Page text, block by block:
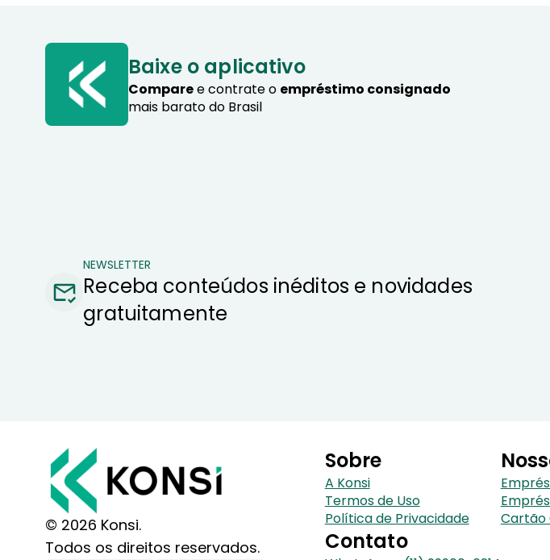
Baixe o aplicativo
Comparee contrate o empréstimo consignado
mais barato do Brasil
NEWSLETTER
Receba conteúdos inéditos e novidades
gratuitamente
© 2026 Konsi.
Todos os direitos reservados.
Sobre
A Konsi
Termos de Uso
Política de Privacidade
Contato
Cartão